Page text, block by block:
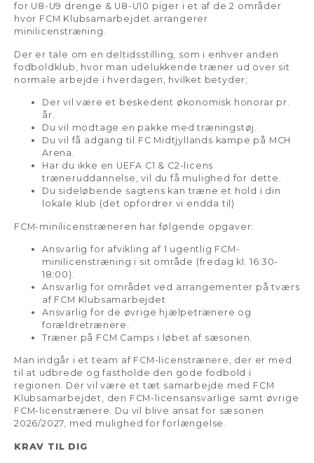
for U8-U9 drenge & U8-U10 piger i et af de 2 områder
hvor FCM Klubsamarbejdet arrangerer
minilicenstræning.
Der er tale om en deltidsstilling, som i enhver anden
fodboldklub, hvor man udelukkende træner ud over sit
normale arbejde i hverdagen, hvilket betyder;
Der vil være et beskedent økonomisk honorar pr.
år.
Du vil modtage en pakke med træningstøj.
Du vil få adgang til FC Midtjyllands kampe på MCH
Arena.
Har du ikke en UEFA C1 & C2-licens
træneruddannelse, vil du få mulighed for dette.
Du sideløbende sagtens kan træne et hold i din
lokale klub (det opfordrer vi endda til)
FCM-minilicenstræneren har følgende opgaver:
Ansvarlig for afvikling af 1 ugentlig FCM-
minilicenstræning i sit område (fredag kl. 16:30-
18:00).
Ansvarlig for området ved arrangementer på tværs
af FCM Klubsamarbejdet
Ansvarlig for de øvrige hjælpetrænere og
forældretrænere.
Træner på FCM Camps i løbet af sæsonen.
Man indgår i et team af FCM-licenstrænere, der er med
til at udbrede og fastholde den gode fodbold i
regionen. Der vil være et tæt samarbejde med FCM
Klubsamarbejdet, den FCM-licensansvarlige samt øvrige
FCM-licenstrænere. Du vil blive ansat for sæsonen
2026/2027, med mulighed for forlængelse.
KRAV TIL DIG